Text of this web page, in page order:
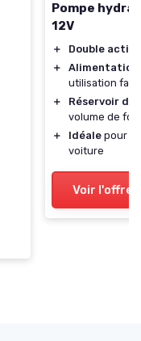
Pompe
12V
＋
Double action
＋
Alimentation
utilisation
＋
Réservoir de
volume de
＋
Idéale pour
voiture
Voir l'offre